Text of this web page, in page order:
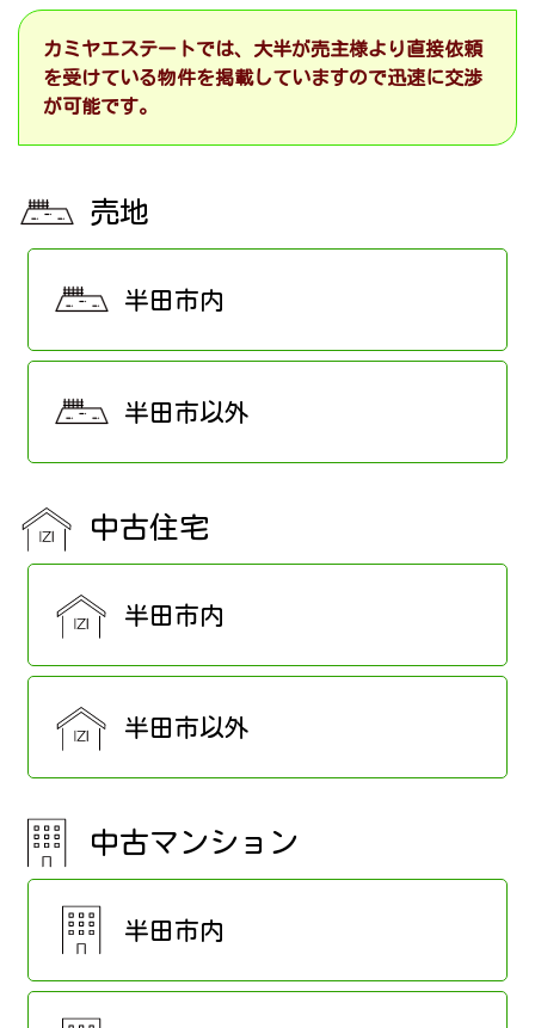
カミヤエステートでは、大半が売主様より直接依頼
を受けている物件を掲載していますので迅速に交渉
が可能です。
売地
半田市内
半田市以外
中古住宅
半田市内
半田市以外
中古マンション
半田市内